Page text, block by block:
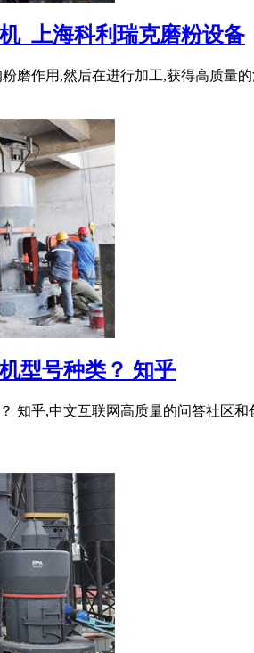
_上海科利瑞克磨粉设备
磨作用,然后在进行加工,获得高质量
型号种类？ 知乎
知乎,中文互联网高质量的问答社区